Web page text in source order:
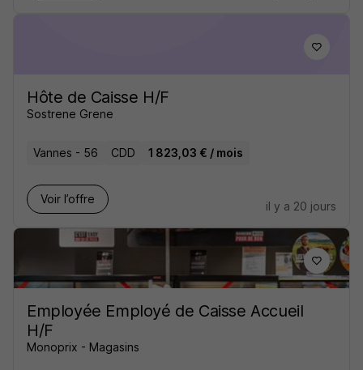
Hôte de Caisse H/F
Sostrene Grene
Vannes - 56 CDD 1 823,03 € / mois
Voir l’offre
il y a 20 jours
Employée Employé de Caisse Accueil
H/F
Monoprix - Magasins